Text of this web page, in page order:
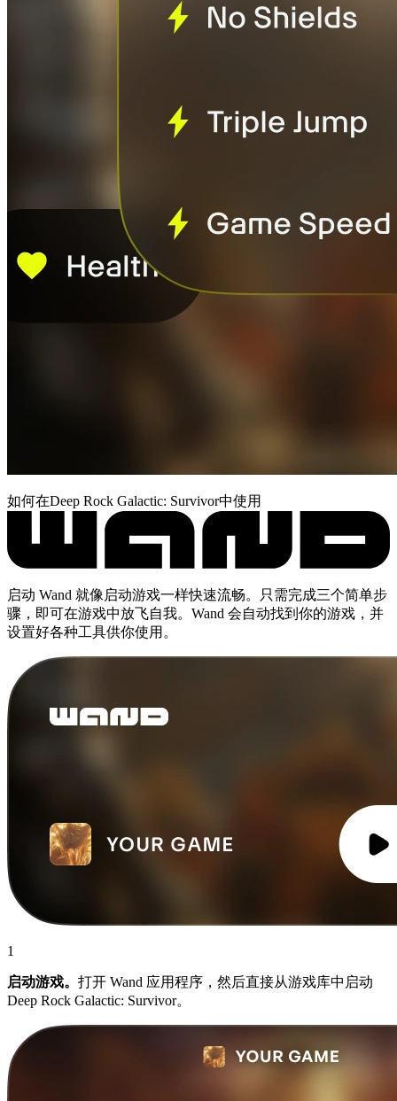
如何在Deep Rock Galactic: Survivor中使用
启动 Wand 就像启动游戏一样快速流畅。只需完成三个简单步
骤，即可在游戏中放飞自我。Wand 会自动找到你的游戏，并
设置好各种工具供你使用。
1
启动游戏。 打开 Wand 应用程序，然后直接从游戏库中启动
Deep Rock Galactic: Survivor。